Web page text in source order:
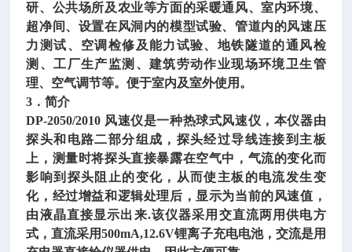
研、公共场所及农业等方面的采暖通风、室内环境、
超净间、设置在风洞内的模型试验、管道内的风速压
力测试、空调检修及能力试验、地铁隧道的通风检
测、工厂生产监测、建筑劳动作业现场环境卫生管
理、空气调节等。便于室内及室外使用。
3．简介
DP-2050/2010 风速仪是一种热球式风速仪，本仪器由
探头和电路二部分组成，探头经过导线连接到主板
上，测量时将探头直接暴露在空气中，气流的变化而
影响到探头阻止的变化，从而使主板的电流发生变
化，经过增益和逻辑处理后，显示为当前的风速值，
由液晶直接显示出来.该仪器采用交直流两用供电方
式，直流采用500mA,12.6V锂离子充电电池，交流是用